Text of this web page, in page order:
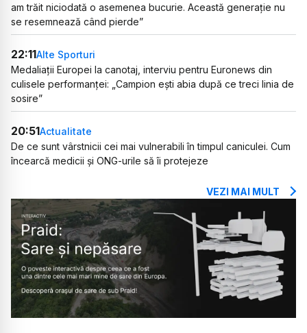
am trăit niciodată o asemenea bucurie. Această generație nu
se resemnează când pierde”
22:11Alte Sporturi
Medaliații Europei la canotaj, interviu pentru Euronews din
culisele performanței: „Campion ești abia după ce treci linia de
sosire”
20:51Actualitate
De ce sunt vârstnicii cei mai vulnerabili în timpul caniculei. Cum
încearcă medicii și ONG-urile să îi protejeze
VEZI MAI MULT